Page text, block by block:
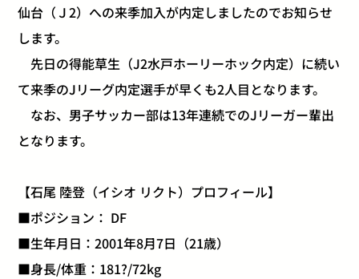
仙台（Ｊ2）への来季加入が内定しましたのでお知らせ
します。
先日の得能草生（J2水戸ホーリーホック内定）に続い
て来季のJリーグ内定選手が早くも2人目となります。
なお、男子サッカー部は13年連続でのJリーガー輩出
となります。
【石尾 陸登（イシオ リクト）プロフィール】
■ポジション： DF
■生年月日：2001年8月7日（21歳）
■身長/体重：181?/72kg